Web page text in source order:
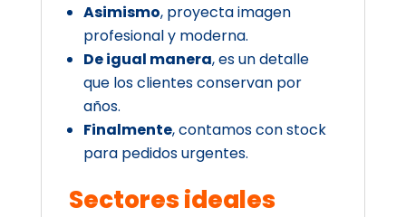
Asimismo, proyecta imagen
profesional y moderna.
De igual manera, es un detalle
que los clientes conservan por
años.
Finalmente, contamos con stock
para pedidos urgentes.
Sectores ideales